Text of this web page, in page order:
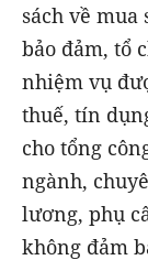
sách về mua
bảo đảm, tổ
nhiệm vụ
thuế, tín
cho tổng
ngành,
lương, phụ
không đảm